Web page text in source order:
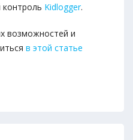
контроль Kidlogger.
возможностей и
в этой статье